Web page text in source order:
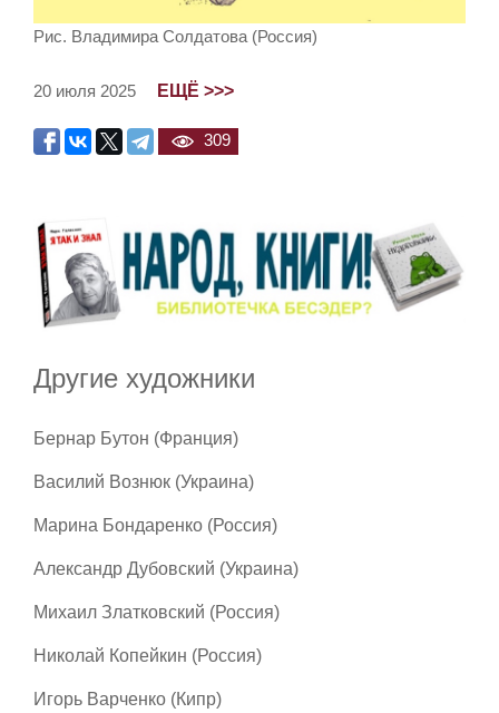
Рис. Владимира Солдатова (Россия)
20 июля 2025 ЕЩЁ >>>
309
Другие художники
Бернар Бутон (Франция)
Василий Вознюк (Украина)
Марина Бондаренко (Россия)
Александр Дубовский (Украина)
Михаил Златковский (Россия)
Николай Копейкин (Россия)
Игорь Варченко (Кипр)